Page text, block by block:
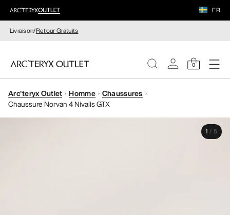
FR
Livraison/Retour Gratuits
0
FEMME
Arc'teryx Outlet Homme
Chaussures
Chaussure Norvan 4 Nivalis GTX
1 / 5